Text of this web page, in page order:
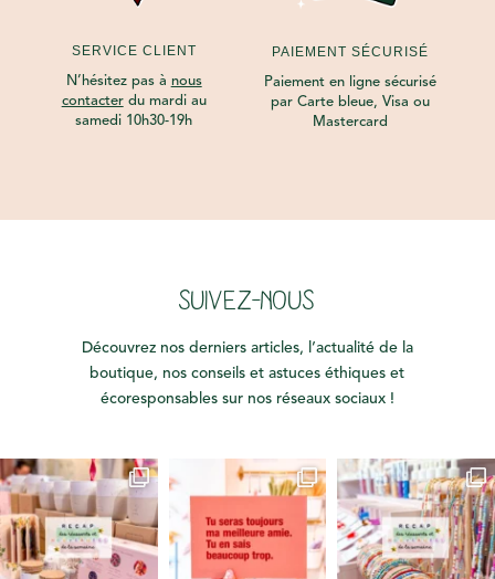
SERVICE CLIENT
N’hésitez pas à nous
contacterdu mardi au
samedi 10h30-19h
PAIEMENT SÉCURISÉ
Paiement en ligne sécurisé
par Carte bleue, Visa ou
Mastercard
SUIVEZ-NOUS
Découvrez nos derniers articles, l’actualité de la
boutique, nos conseils et astuces éthiques et
écoresponsables sur nos réseaux sociaux !